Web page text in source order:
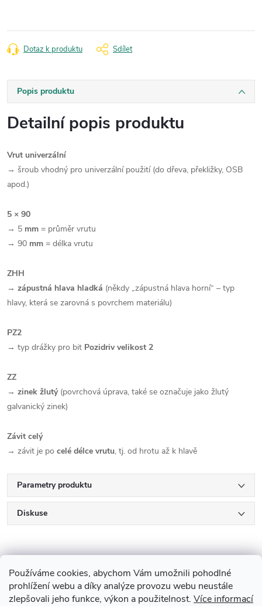
Používáme cookies, abychom Vám umožnili pohodlné
prohlížení webu a díky analýze provozu webu neustále
zlepšovali jeho funkce, výkon a použitelnost. Více informací
Dotaz k produktu Sdílet
Popis produktu
Detailní popis produktu
Vrut univerzální
→ šroub vhodný pro univerzální použití (do dřeva, překližky, OSB
apod.)
5 × 90
→ 5 mm = průměr vrutu
→ 90 mm = délka vrutu
ZHH
→ zápustná hlava hladká (někdy „zápustná hlava horní“ – typ
hlavy, která se zarovná s povrchem materiálu)
PZ2
→ typ drážky pro bit Pozidriv velikost 2
ZZ
→ zinek žlutý(povrchová úprava, také se označuje jako žlutý
galvanický zinek)
Závit celý
→ závit je po celé délce vrutu, tj. od hrotu až k hlavě
Parametry produktu
Diskuse